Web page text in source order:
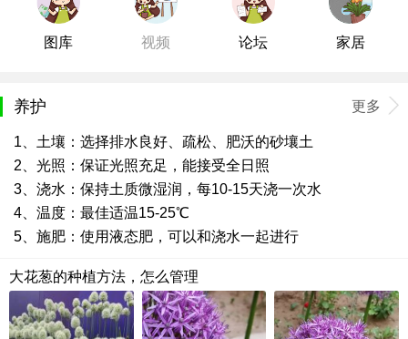
图库 视频 论坛 家居
养护 更多
1、土壤：选择排水良好、疏松、肥沃的砂壤土
2、光照：保证光照充足，能接受全日照
3、浇水：保持土质微湿润，每10-15天浇一次水
4、温度：最佳适温15-25℃
5、施肥：使用液态肥，可以和浇水一起进行
大花葱的种植方法，怎么管理